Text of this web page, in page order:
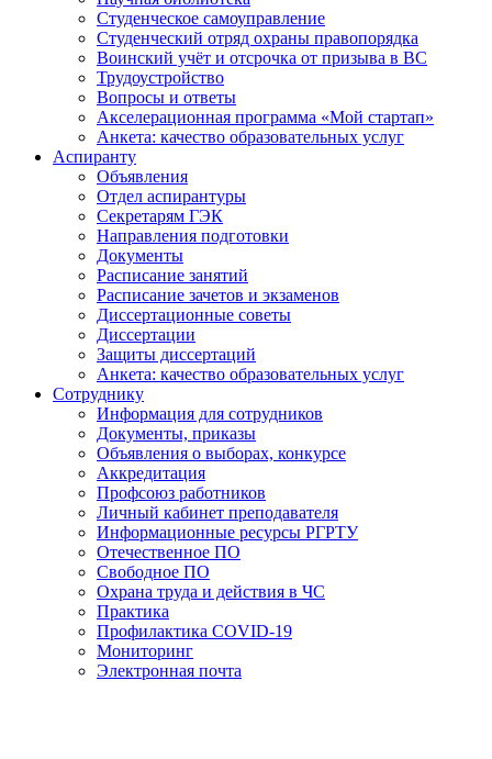
Студенческое самоуправление
Студенческий отряд охраны правопорядка
Воинский учёт и отсрочка от призыва в ВС
Трудоустройство
Вопросы и ответы
Акселерационная программа «Мой стартап»
Анкета: качество образовательных услуг
Аспиранту
Объявления
Отдел аспирантуры
Секретарям ГЭК
Направления подготовки
Документы
Расписание занятий
Расписание зачетов и экзаменов
Диссертационные советы
Диссертации
Защиты диссертаций
Анкета: качество образовательных услуг
Сотруднику
Информация для сотрудников
Документы, приказы
Объявления о выборах, конкурсе
Аккредитация
Профсоюз работников
Личный кабинет преподавателя
Информационные ресурсы РГРТУ
Отечественное ПО
Свободное ПО
Охрана труда и действия в ЧС
Практика
Профилактика COVID-19
Мониторинг
Электронная почта